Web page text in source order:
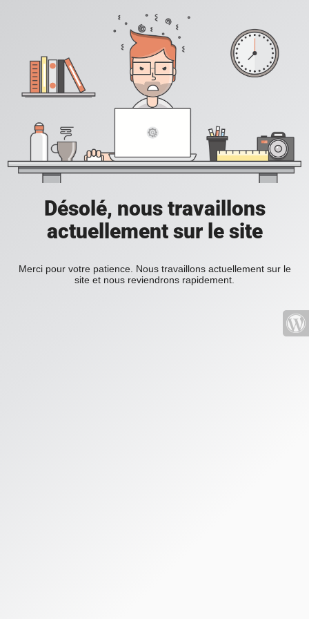
Désolé, nous travaillons
actuellement sur le site
Merci pour votre patience. Nous travaillons actuellement sur le
site et nous reviendrons rapidement.